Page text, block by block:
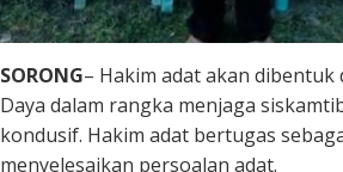
SORONG– Hakim adat akan
Daya dalam rangka menjaga
kondusif. Hakim adat bertugas
menyelesaikan persoalan adat.